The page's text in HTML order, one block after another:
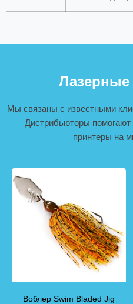
Мы связаны с известными
Дистрибьюторы
принтеры на
Воблер Swim Bladed Jig